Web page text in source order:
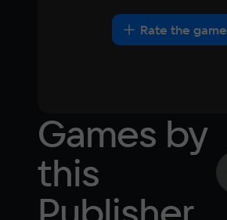
Rate the game
Games by
this